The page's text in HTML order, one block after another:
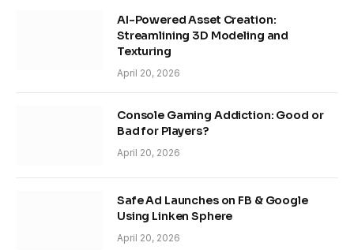
AI-Powered Asset Creation:
Streamlining 3D Modeling and
Texturing
April 20, 2026
Console Gaming Addiction: Good or
Bad for Players?
April 20, 2026
Safe Ad Launches on FB & Google
Using Linken Sphere
April 20, 2026